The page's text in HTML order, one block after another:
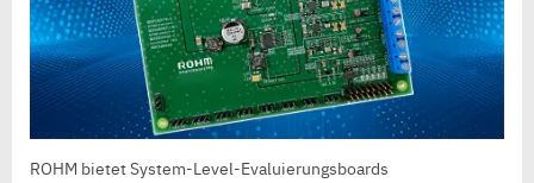
ROHM bietet System-Level-Evaluierungsboards